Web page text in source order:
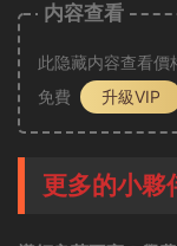
内容查看
此隐藏内容查看價
免費
升級VIP
更多的小夥